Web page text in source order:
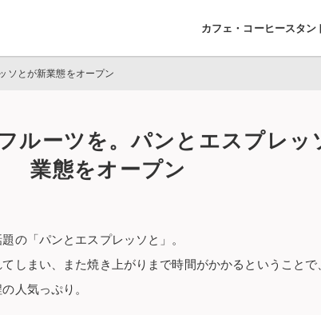
カフェ・コーヒースタン
ソとが新業態をオープン
ルーツを。パンとエスプレッ
業態をオープン
の「パンとエスプレッソと」。
しまい、また焼き上がりまで時間がかかるということで
人気っぷり。